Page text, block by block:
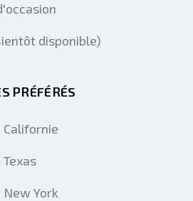
disponible)
PRÉFÉRÉS
Californie
York